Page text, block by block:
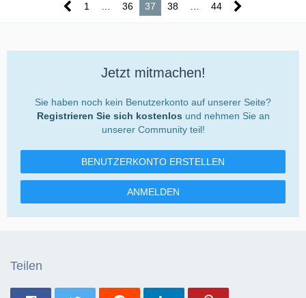
1 36 37 38 44
Jetzt mitmachen!
Sie haben noch kein Benutzerkonto auf unserer Seite?
Registrieren Sie sich kostenlos und nehmen Sie an
unserer Community teil!
BENUTZERKONTO ERSTELLEN
ANMELDEN
Teilen